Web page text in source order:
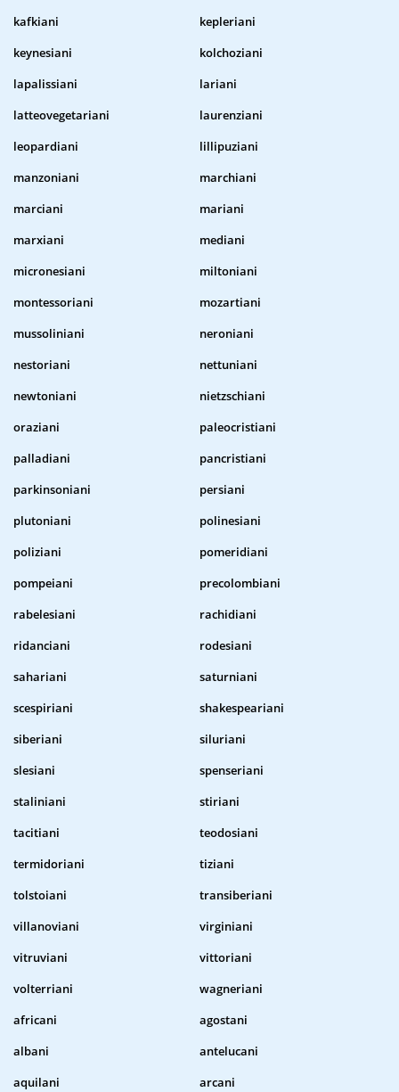
kafkiani
kepleriani
keynesiani
kolchoziani
lapalissiani
lariani
latteovegetariani
laurenziani
leopardiani
lillipuziani
manzoniani
marchiani
marciani
mariani
marxiani
mediani
micronesiani
miltoniani
montessoriani
mozartiani
mussoliniani
neroniani
nestoriani
nettuniani
newtoniani
nietzschiani
oraziani
paleocristiani
palladiani
pancristiani
parkinsoniani
persiani
plutoniani
polinesiani
poliziani
pomeridiani
pompeiani
precolombiani
rabelesiani
rachidiani
ridanciani
rodesiani
sahariani
saturniani
scespiriani
shakespeariani
siberiani
siluriani
slesiani
spenseriani
staliniani
stiriani
tacitiani
teodosiani
termidoriani
tiziani
tolstoiani
transiberiani
villanoviani
virginiani
vitruviani
vittoriani
volterriani
wagneriani
africani
agostani
albani
antelucani
aquilani
arcani